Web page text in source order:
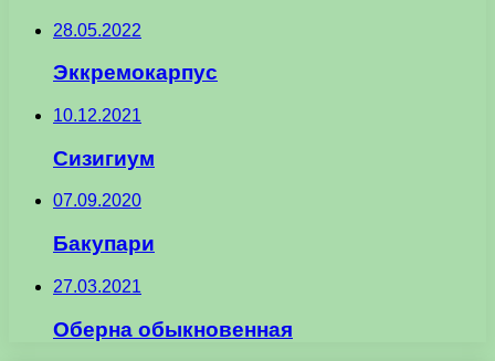
28.05.2022
Эккремокарпус
10.12.2021
Сизигиум
07.09.2020
Бакупари
27.03.2021
Оберна обыкновенная